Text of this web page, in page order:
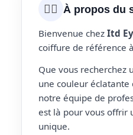
💇‍♀️ À propos du
Bienvenue chez Itd
coiffure de référence à
Que vous recherchez
une couleur éclatante
notre équipe de
est là pour vous offrir
unique.